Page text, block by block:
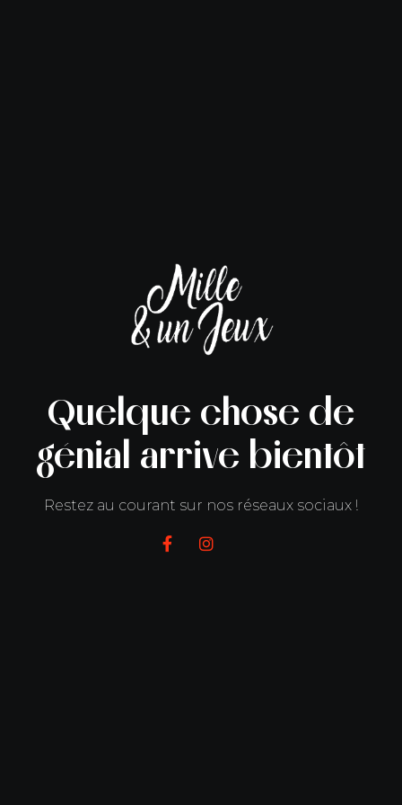
Quelque chose de
génial arrive bientôt
Restez au courant sur nos réseaux sociaux !
 